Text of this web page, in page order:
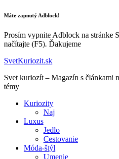
Máte zapnutý Adblock!
Prosím vypnite Adblock na stránke
načítajte (F5). Ďakujeme
SvetKuriozit.sk
Svet kuriozít – Magazín s článkami
témy
Kuriozity
Naj
Luxus
Jedlo
Cestovanie
Móda-štýl
Umenie